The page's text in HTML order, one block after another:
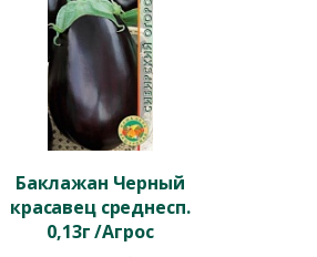
Баклажан Черный
красавец среднесп.
0,13г /Агрос